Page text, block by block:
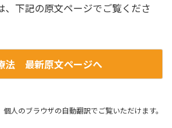
、下記の原文ページでご覧くださ
法 最新原文ページへ
のブラウザの自動翻訳でご覧いただけます。